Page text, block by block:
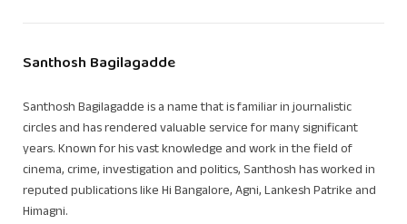
Santhosh Bagilagadde
Santhosh Bagilagadde is a name that is familiar in journalistic
circles and has rendered valuable service for many significant
years. Known for his vast knowledge and work in the field of
cinema, crime, investigation and politics, Santhosh has worked in
reputed publications like Hi Bangalore, Agni, Lankesh Patrike and
Himagni.